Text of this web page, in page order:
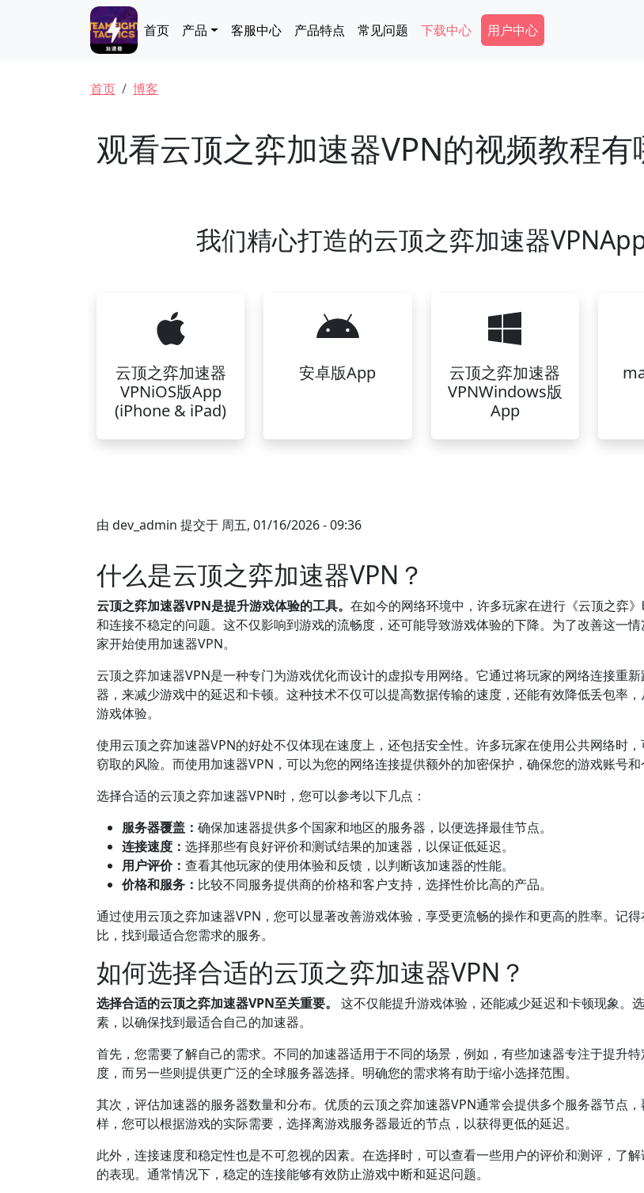
Main navigation
首页 产品 客服中心 产品特点 常见问题 下载中心 Secondary Menu
用户中心
面包屑
首页 博客
观看云顶之弈加速器VPN的视频教程有
我们精心打造的云顶之弈加速器
云顶之弈加速器
VPNiOS版App
(iPhone & iPad)
安卓版App
云顶之弈加速器
VPNWindows版
App
由 dev_admin 提交于 周五, 01/16/2026 - 09:36
什么是云顶之弈加速器VPN？
云顶之弈加速器VPN是提升游戏体验的工具。 在如今的网络环境中，许多玩家在进行《云顶之弈
和连接不稳定的问题。这不仅影响到游戏的流畅度，还可能导致游戏体验的下降。为了改善这一
家开始使用加速器VPN。
云顶之弈加速器VPN是一种专门为游戏优化而设计的虚拟专用网络。它通过将玩家的网络连接重
器，来减少游戏中的延迟和卡顿。这种技术不仅可以提高数据传输的速度，还能有效降低丢包率
游戏体验。
使用云顶之弈加速器VPN的好处不仅体现在速度上，还包括安全性。许多玩家在使用公共网络时
窃取的风险。而使用加速器VPN，可以为您的网络连接提供额外的加密保护，确保您的游戏账号和
选择合适的云顶之弈加速器VPN时，您可以参考以下几点：
服务器覆盖： 确保加速器提供多个国家和地区的服务器，以便选择最佳节点。
连接速度： 选择那些有良好评价和测试结果的加速器，以保证低延迟。
用户评价： 查看其他玩家的使用体验和反馈，以判断该加速器的性能。
价格和服务： 比较不同服务提供商的价格和客户支持，选择性价比高的产品。
通过使用云顶之弈加速器VPN，您可以显著改善游戏体验，享受更流畅的操作和更高的胜率。记
比，找到最适合您需求的服务。
如何选择合适的云顶之弈加速器VPN？
选择合适的云顶之弈加速器VPN至关重要。
这不仅能提升游戏体验，还能减少延迟和卡顿现象。
素，以确保找到最适合自己的加速器。
首先，您需要了解自己的需求。不同的加速器适用于不同的场景，例如，有些加速器专注于提升
度，而另一些则提供更广泛的全球服务器选择。明确您的需求将有助于缩小选择范围。
其次，评估加速器的服务器数量和分布。优质的云顶之弈加速器VPN通常会提供多个服务器节点
样，您可以根据游戏的实际需要，选择离游戏服务器最近的节点，以获得更低的延迟。
此外，连接速度和稳定性也是不可忽视的因素。在选择时，可以查看一些用户的评价和测评，了
的表现。通常情况下，稳定的连接能够有效防止游戏中断和延迟问题。